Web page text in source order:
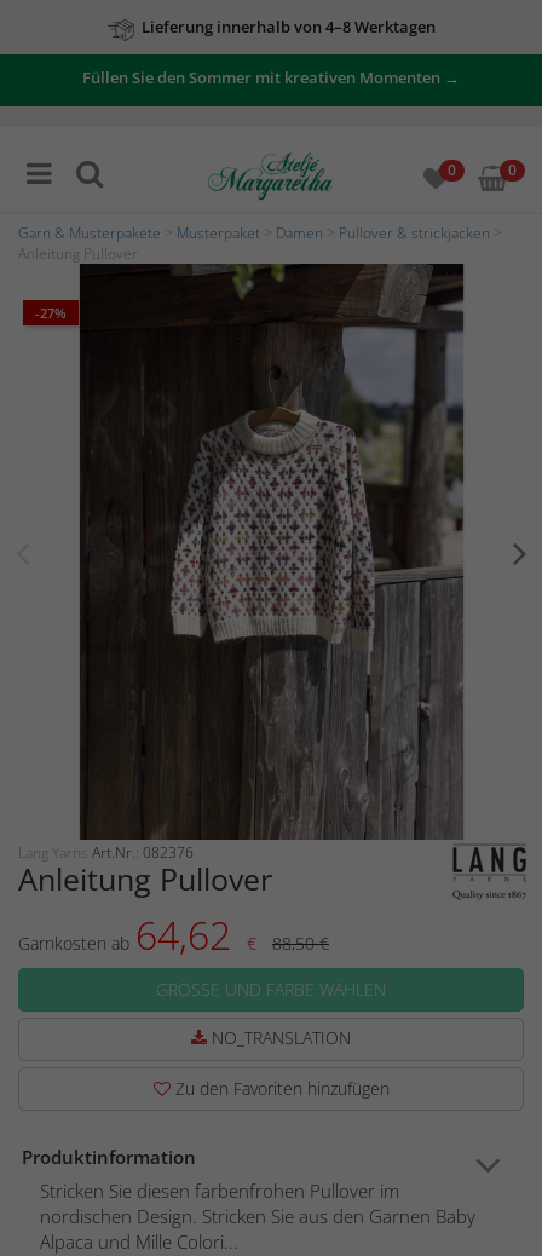
Lieferung innerhalb von 4–8 Werktagen
Füllen Sie den Sommer mit kreativen Momenten →
0 0
Garn & Musterpakete Musterpaket Damen Pullover & strickjacken
Anleitung Pullover
-27%
Lang Yarns Art.Nr.: 082376
Anleitung Pullover
Garnkosten ab 64,62 €
88,50 €
GRÖSSE UND FARBE WÄHLEN
NO_TRANSLATION
Zu den Favoriten hinzufügen
Produktinformation
Stricken Sie diesen farbenfrohen Pullover im
nordischen Design. Stricken Sie aus den Garnen Baby
Alpaca und Mille Colori...